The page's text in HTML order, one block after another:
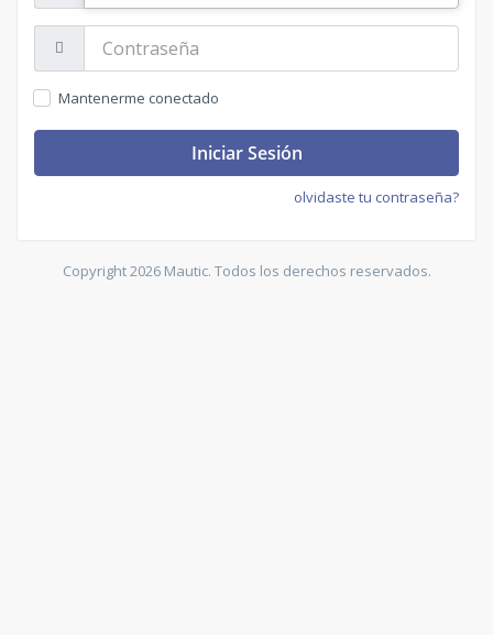
Usuario
o
Correo
Electrónico
Mantenerme conectado
Iniciar Sesión
olvidaste tu contraseña?
Copyright 2026 Mautic. Todos los derechos reservados.